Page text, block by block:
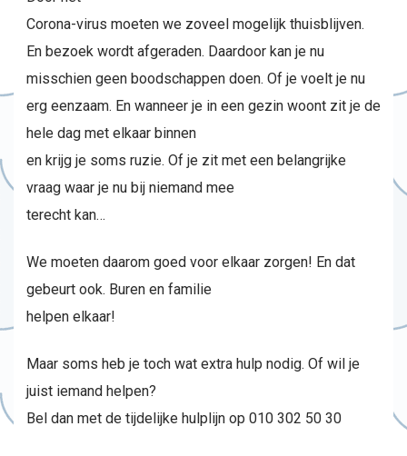
Corona-virus moeten we zoveel mogelijk thuisblijven.
En bezoek wordt afgeraden. Daardoor kan je nu
misschien geen boodschappen doen. Of je voelt je nu
erg eenzaam. En wanneer je in een gezin woont zit je de
hele dag met elkaar binnen
en krijg je soms ruzie. Of je zit met een belangrijke
vraag waar je nu bij niemand mee
terecht kan…
We moeten daarom goed voor elkaar zorgen! En dat
gebeurt ook. Buren en familie
helpen elkaar!
Maar soms heb je toch wat extra hulp nodig. Of wil je
juist iemand helpen?
Bel dan met de tijdelijke hulplijn op 010 302 50 30